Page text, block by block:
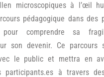
microscopiques à l’œil
pédagogique dans des
comprendre sa
son devenir. Ce parcours
le public et mettra en
participants.es à travers